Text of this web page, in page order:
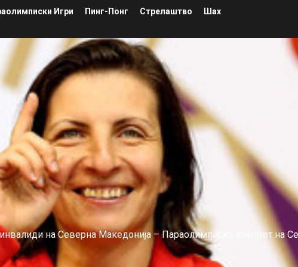
Игри Пинг-Понг Стрелаштво
Шах
на Северна Македонија – Параолимписко комитет на